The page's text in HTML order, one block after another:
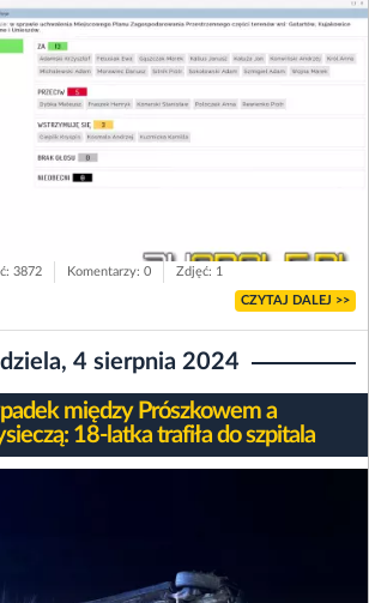
3872 Komentarzy: 0 Zdjęć: 1
CZYTAJ DALEJ >>
4 sierpnia 2024
między Prószkowem a
18-latka trafiła do szpitala